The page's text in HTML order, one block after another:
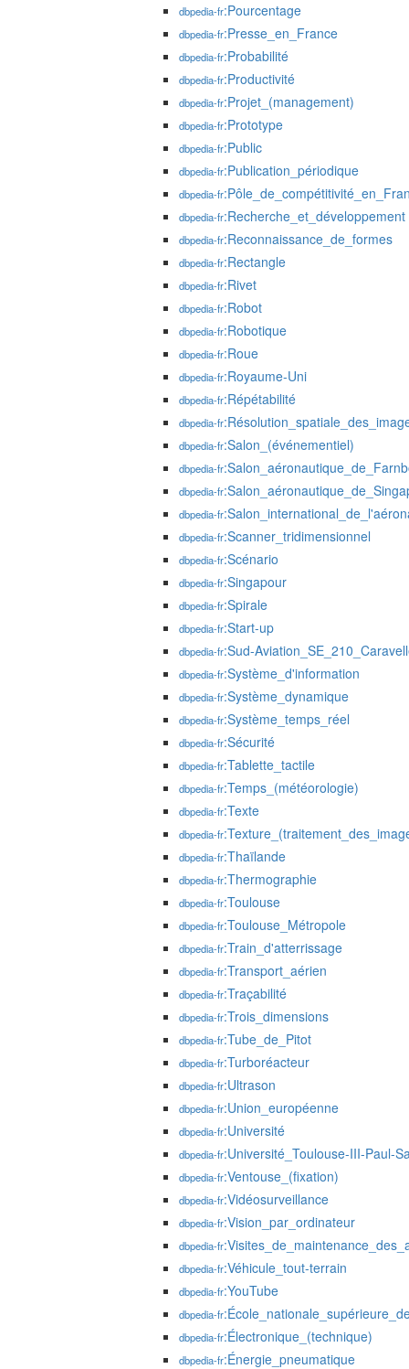
dbpedia-fr:Pourcentage
dbpedia-fr:Presse_en_France
dbpedia-fr:Probabilité
dbpedia-fr:Productivité
dbpedia-fr:Projet_(management)
dbpedia-fr:Prototype
dbpedia-fr:Public
dbpedia-fr:Publication_périodique
dbpedia-fr
dbpedia-fr:Recherche_et_développement
dbpedia-fr:Reconnaissance_de_formes
dbpedia-fr:Rectangle
dbpedia-fr:Rivet
dbpedia-fr:Robot
dbpedia-fr:Robotique
dbpedia-fr:Roue
dbpedia-fr:Royaume-Uni
dbpedia-fr:Répétabilité
dbpedia-fr
dbpedia-fr:Salon_(événementiel)
dbpedia-fr
dbpedia-fr
dbpedia-fr
dbpedia-fr:Scanner_tridimensionnel
dbpedia-fr:Scénario
dbpedia-fr:Singapour
dbpedia-fr:Spirale
dbpedia-fr:Start-up
dbpedia-fr:Sud-
dbpedia-fr:Système_d'information
dbpedia-fr:Système_dynamique
dbpedia-fr:Système_temps_réel
dbpedia-fr:Sécurité
dbpedia-fr:Tablette_tactile
dbpedia-fr:Temps_(météorologie)
dbpedia-fr:Texte
dbpedia-fr
dbpedia-fr:Thaïlande
dbpedia-fr:Thermographie
dbpedia-fr:Toulouse
dbpedia-fr:Toulouse_Métropole
dbpedia-fr:Train_d'atterrissage
dbpedia-fr:Transport_aérien
dbpedia-fr:Traçabilité
dbpedia-fr:Trois_dimensions
dbpedia-fr:Tube_de_Pitot
dbpedia-fr:Turboréacteur
dbpedia-fr:Ultrason
dbpedia-fr:Union_européenne
dbpedia-fr:Université
dbpedia-fr:Université_Toulouse-III-Paul-
dbpedia-fr:Ventouse_(fixation)
dbpedia-fr:Vidéosurveillance
dbpedia-fr:Vision_par_ordinateur
dbpedia-fr
dbpedia-fr:Véhicule_tout-terrain
dbpedia-fr:YouTube
dbpedia-fr
dbpedia-fr:Électronique_(technique)
dbpedia-fr:Énergie_pneumatique